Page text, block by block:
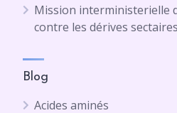
Mission interministerielle
contre les dérives sectaires
Blog
Acides aminés